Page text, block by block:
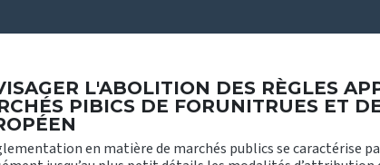
L'ABOLITION DES RÈGLES
PIBICS DE FORUNITRUES ET
en matière de marchés publics se caractérise